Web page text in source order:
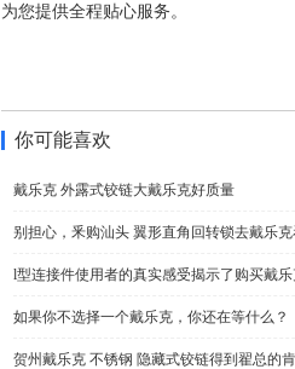
为您提供全程贴心服务。
你可能喜欢
戴乐克 外露式铰链大戴乐克好质量
别担心，釆购汕头 翼形直角回转锁去戴乐
l型连接件使用者的真实感受揭示了购买戴
如果你不选择一个戴乐克，你还在等什么？
贺州戴乐克 不锈钢 隐藏式铰链得到翟总的